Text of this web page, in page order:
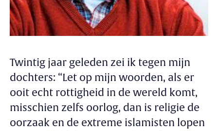
Twintig jaar geleden zei ik tegen mijn
dochters: “Let op mijn woorden, als er
ooit echt rottigheid in de wereld komt,
misschien zelfs oorlog, dan is religie de
oorzaak en de extreme islamisten lopen